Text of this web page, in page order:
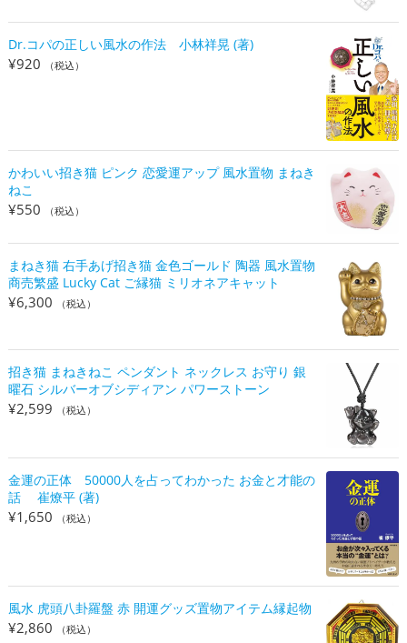
Dr.コパの正しい風水の作法 小林祥晃 (著)
¥920 （税込）
かわいい招き猫 ピンク 恋愛運アップ 風水置物 まねき
ねこ
¥550 （税込）
まねき猫 右手あげ招き猫 金色ゴールド 陶器 風水置物
商売繁盛 Lucky Cat ご縁猫 ミリオネアキャット
¥6,300 （税込）
招き猫 まねきねこ ペンダント ネックレス お守り 銀
曜石 シルバーオブシディアン パワーストーン
¥2,599 （税込）
金運の正体 50000人を占ってわかった お金と才能の
話 崔燎平 (著)
¥1,650 （税込）
風水 虎頭八卦羅盤 赤 開運グッズ置物アイテム縁起物
¥2,860 （税込）